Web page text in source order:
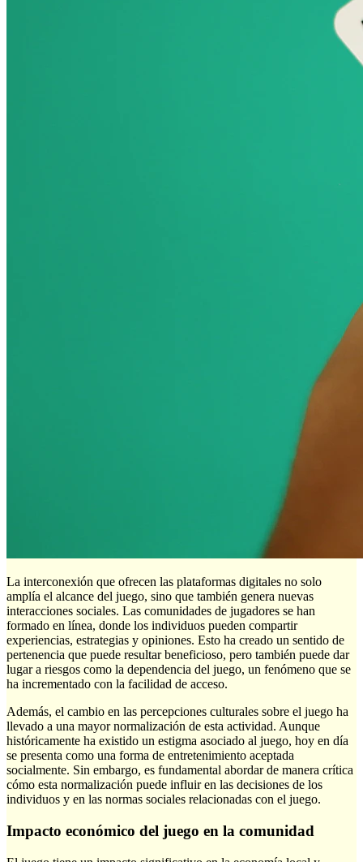
La interconexión que ofrecen las plataformas digitales no solo
amplía el alcance del juego, sino que también genera nuevas
interacciones sociales. Las comunidades de jugadores se han
formado en línea, donde los individuos pueden compartir
experiencias, estrategias y opiniones. Esto ha creado un sentido de
pertenencia que puede resultar beneficioso, pero también puede dar
lugar a riesgos como la dependencia del juego, un fenómeno que se
ha incrementado con la facilidad de acceso.
Además, el cambio en las percepciones culturales sobre el juego ha
llevado a una mayor normalización de esta actividad. Aunque
históricamente ha existido un estigma asociado al juego, hoy en día
se presenta como una forma de entretenimiento aceptada
socialmente. Sin embargo, es fundamental abordar de manera crítica
cómo esta normalización puede influir en las decisiones de los
individuos y en las normas sociales relacionadas con el juego.
Impacto económico del juego en la comunidad